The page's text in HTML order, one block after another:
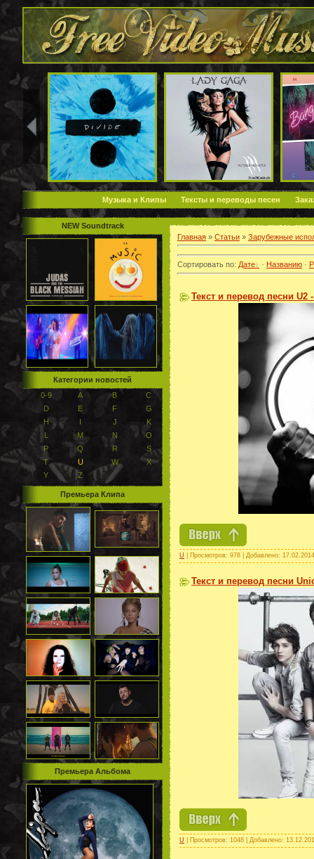
Музыка и Клипы Тексты и переводы песен
NEW Soundtrack
Категории новостей
0-9
A B
C
D
E F
G
H
I J
K
L
M N
O
P
Q R
S
T
U W
X
Y
Z
Премьера Клипа
Премьера Альбома
Главная » Статьи » Зарубежные
Сортировать по: Дате · Названию ·
Текст и перевод песни U2
U | Просмотров: 978 | Добавлено: 17.02.2014
Текст и перевод песни
U | Просмотров: 1048 | Добавлено: